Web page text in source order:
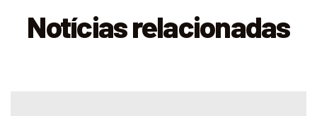
Notícias relacionadas